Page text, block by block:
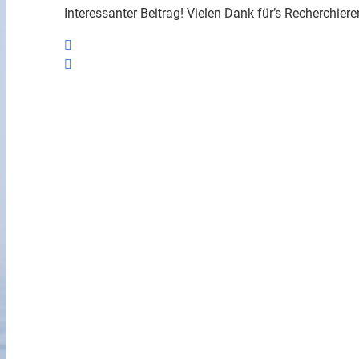
Interessanter Beitrag! Vielen Dank für’s